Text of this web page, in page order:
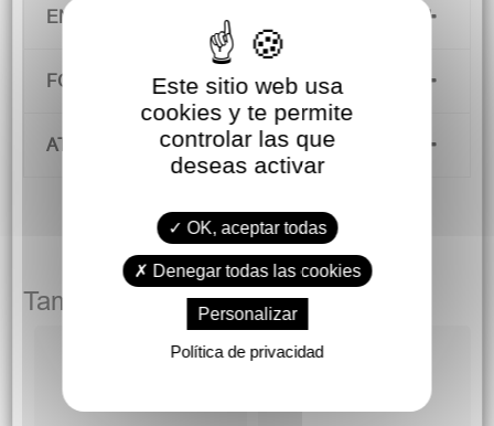
ENVÍOS Y DEVOLUCIONES
FORMAS DE PAGO
ATENCIÓN AL CLIENTE
También podría gustarte
Este sitio web usa
cookies y te permite
controlar las que
deseas activar
OK, aceptar todas
Denegar todas las cookies
Personalizar
Política de privacidad